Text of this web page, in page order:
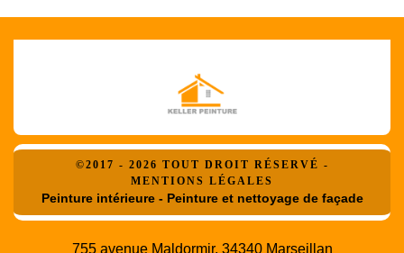
©2017 - 2026 TOUT DROIT RÉSERVÉ -
MENTIONS LÉGALES
Peinture intérieure - Peinture et nettoyage de façade
755 avenue Maldormir, 34340 Marseillan